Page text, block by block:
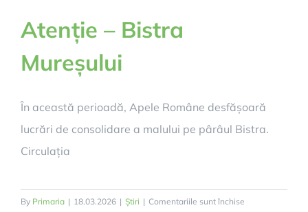
Atenție – Bistra
Mureșului
În această perioadă, Apele Române desfășoară
lucrări de consolidare a malului pe pârâul Bistra.
Circulația
By Primaria | 18.03.2026 | Știri | Comentariile sunt închise